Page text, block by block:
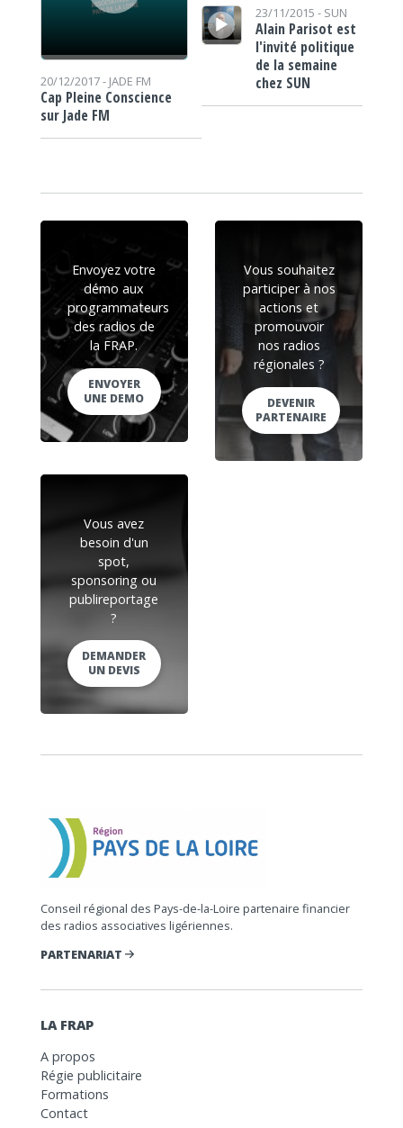
20/12/2017 - JADE FM
Cap Pleine Conscience
sur Jade FM
Lecteur audio
23/11/2015 - SUN
Alain Parisot est
l'invité politique
de la semaine
chez SUN
Envoyez votre
démo aux
programmateurs
des radios de
la FRAP.
ENVOYER
UNE DEMO
Vous souhaitez
participer à nos
actions et
promouvoir
nos radios
régionales ?
DEVENIR
PARTENAIRE
Vous avez
besoin d'un
spot,
sponsoring ou
publireportage
?
DEMANDER
UN DEVIS
Conseil régional des Pays-de-la-Loire partenaire financier
des radios associatives ligériennes.
PARTENARIAT
LA FRAP
A propos
Régie publicitaire
Formations
Contact